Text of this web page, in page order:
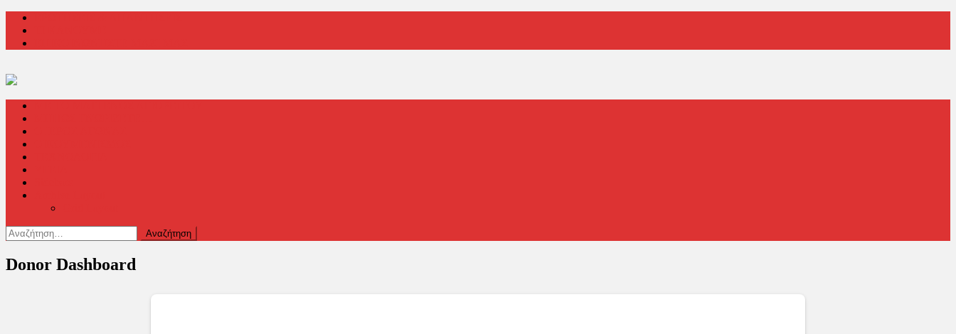
Μεταπηδήστε
περιεχόμενο
Αναζήτηση
για:
Donor Dashboard